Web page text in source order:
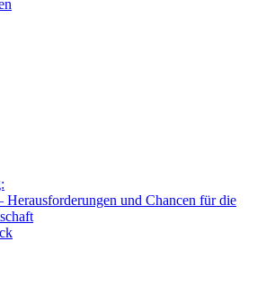
Herausforderungen und Chancen für die